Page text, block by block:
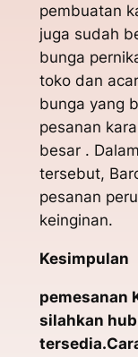
pembuatan
juga sudah
bunga
toko dan
bunga yang
pesanan
besar .
tersebut,
pesanan
keinginan.
pemesanan
silahkan